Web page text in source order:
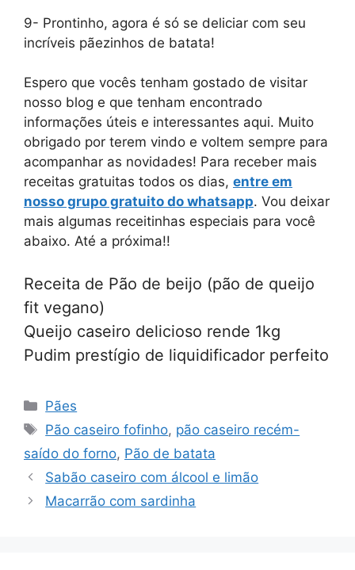
9- Prontinho, agora é só se deliciar com seu
incríveis pãezinhos de batata!
Espero que vocês tenham gostado de visitar
nosso blog e que tenham encontrado
informações úteis e interessantes aqui. Muito
obrigado por terem vindo e voltem sempre para
acompanhar as novidades! Para receber mais
receitas gratuitas todos os dias, entre em
nosso grupo gratuito do whatsapp. Vou deixar
mais algumas receitinhas especiais para você
abaixo. Até a próxima!!
Receita de Pão de beijo (pão de queijo
fit vegano)
Queijo caseiro delicioso rende 1kg
Pudim prestígio de liquidificador perfeito
Categorias
Pães
Tags
Pão caseiro fofinho, pão caseiro recém-
saído do forno, Pão de batata
Sabão caseiro com álcool e limão
Macarrão com sardinha